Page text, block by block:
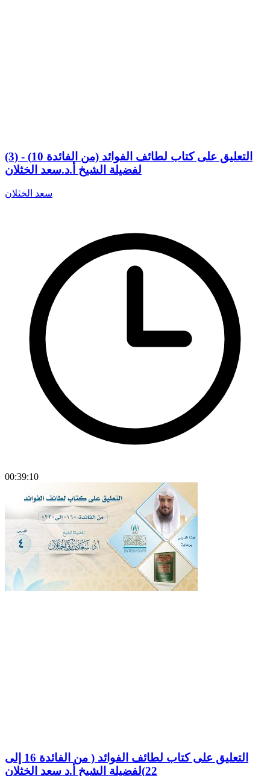
(3) التعليق على كتاب لطائف الفوائد (من الفائدة 10) -
لفضيلة الشيخ أ.د.سعد الخثلان
سعد الخثلان
00:39:10
التعليق على كتاب لطائف الفوائد ( من الفائدة 16 إلى
22)لفضيلة الشيخ أ.د سعد الخثلان